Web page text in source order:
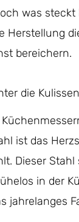
was
Herstellung
bereichern.
die Kulissen
ist das
Dieser
in der
jahrelanges